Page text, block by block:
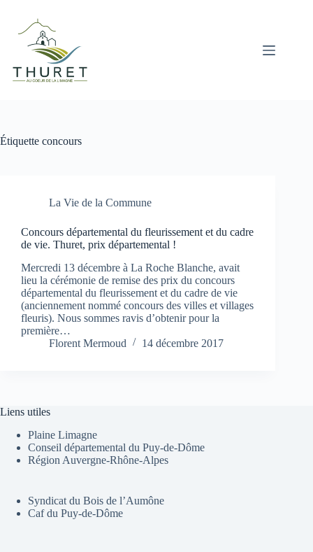
contenu
Étiquette concours
La Vie de la Commune
Concours départemental du fleurissement et du cadre
de vie. Thuret, prix départemental !
Mercredi 13 décembre à La Roche Blanche, avait
lieu la cérémonie de remise des prix du concours
départemental du fleurissement et du cadre de vie
(anciennement nommé concours des villes et villages
fleuris). Nous sommes ravis d’obtenir pour la
première…
Florent Mermoud
14 décembre 2017
Liens utiles
Plaine Limagne
Conseil départemental du Puy-de-Dôme
Région Auvergne-Rhône-Alpes
Syndicat du Bois de l’Aumône
Caf du Puy-de-Dôme